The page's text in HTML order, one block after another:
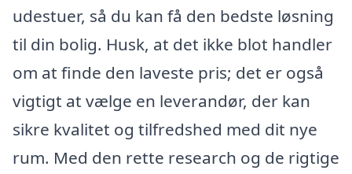
udestuer, så du kan få den bedste løsning
til din bolig. Husk, at det ikke blot handler
om at finde den laveste pris; det er også
vigtigt at vælge en leverandør, der kan
sikre kvalitet og tilfredshed med dit nye
rum. Med den rette research og de rigtige